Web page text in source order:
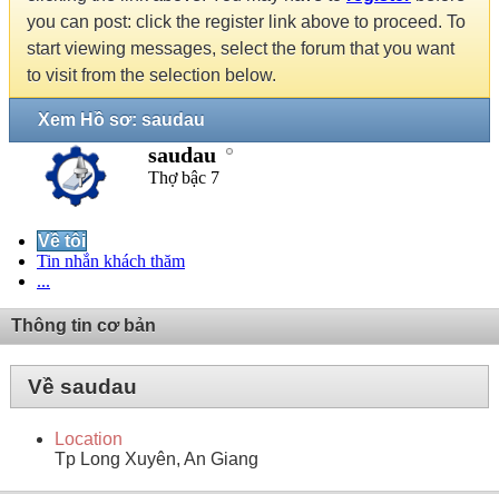
you can post: click the register link above to proceed. To
start viewing messages, select the forum that you want
to visit from the selection below.
Xem Hồ sơ: saudau
saudau
Thợ bậc 7
Về tôi
Tin nhắn khách thăm
...
Thông tin cơ bản
Về saudau
Location
Tp Long Xuyên, An Giang